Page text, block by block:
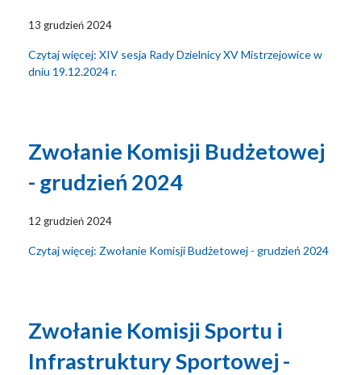
13 grudzień 2024
Czytaj więcej: XIV sesja Rady Dzielnicy XV Mistrzejowice w
dniu 19.12.2024 r.
Zwołanie Komisji Budżetowej
- grudzień 2024
12 grudzień 2024
Czytaj więcej: Zwołanie Komisji Budżetowej - grudzień 2024
Zwołanie Komisji Sportu i
Infrastruktury Sportowej -